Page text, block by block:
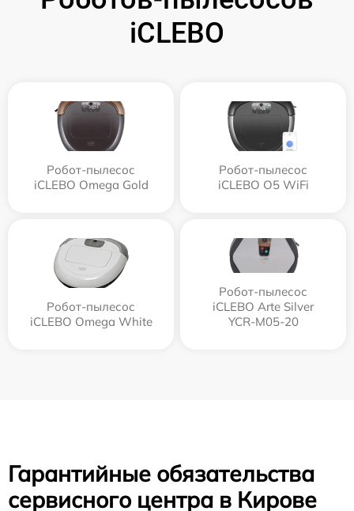
iCLEBO
Робот-пылесос
iCLEBO Omega Gold
Робот-пылесос
iCLEBO O5 WiFi
Робот-пылесос
iCLEBO Omega White
Робот-пылесос
iCLEBO Arte Silver
YCR-M05-20
Гарантийные обязательства
сервисного центра в Кирове